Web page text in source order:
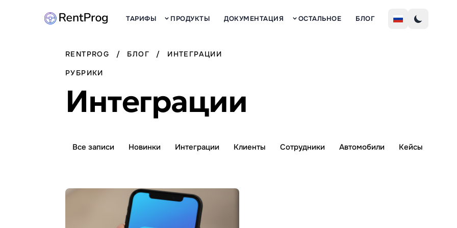
ТАРИФЫ ПРОДУКТЫ ДОКУМЕНТАЦИЯ ОСТАЛЬНОЕ БЛОГ
RENTPROG / БЛОГ / ИНТЕГРАЦИИ
РУБРИКИ
Интеграции
Все записи Новинки Интеграции Клиенты Сотрудники Автомобили Кейсы